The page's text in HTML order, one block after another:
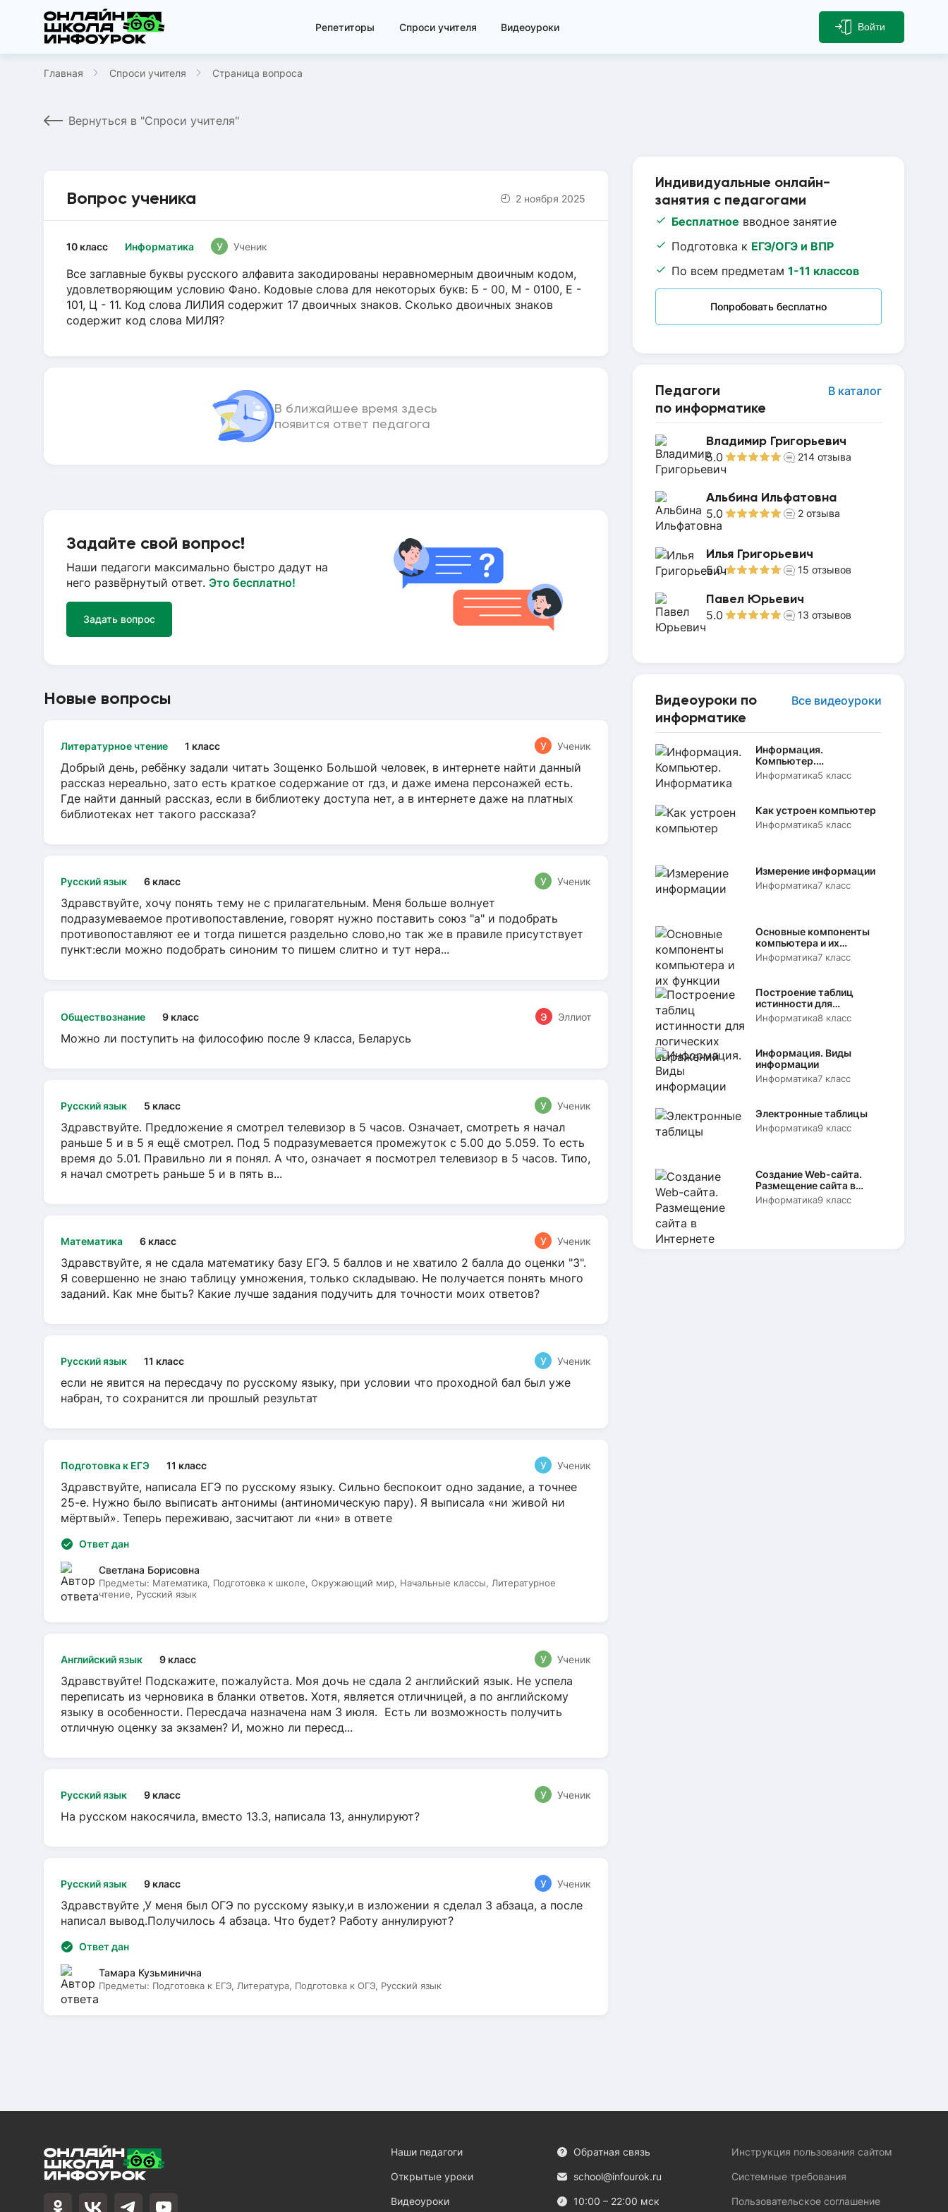
Репетиторы Спроси учителя Видеоуроки Войти
Главная Спроси учителя Страница вопроса
Вернуться в "Спроси учителя"
Индивидуальные онлайн-
занятия с педагогами
Бесплатное вводное занятие
Подготовка к ЕГЭ/ОГЭ и ВПР
По всем предметам 1-11 классов
Попробовать бесплатно
Педагоги
по информатике
В каталог
Владимир Григорьевич
5.0 214 отзыва
Альбина Ильфатовна
5.0 2 отзыва
Илья Григорьевич
5.0 15 отзывов
Павел Юрьевич
5.0 13 отзывов
Видеоуроки по
информатике
Все видеоуроки
Информация.
Компьютер.
Информатика
Информатика5 класс
Как устроен компьютер
Информатика5 класс
Измерение информации
Информатика7 класс
Основные компоненты
компьютера и их
функции
Информатика7 класс
Построение таблиц
истинности для
логических выражений
Информатика8 класс
Информация. Виды
информации
Информатика7 класс
Электронные таблицы
Информатика9 класс
Создание Web-сайта.
Размещение сайта в
Интернете
Информатика9 класс
Вопрос ученика 2 ноября 2025
Информатика
10 класс У Ученик
Все заглавные буквы русского алфавита закодированы неравномерным двоичным кодом,
удовлетворяющим условию Фано. Кодовые слова для некоторых букв: Б - 00, М - 0100, Е -
101, Ц - 11. Код слова ЛИЛИЯ содержит 17 двоичных знаков. Сколько двоичных знаков
содержит код слова МИЛЯ?
В ближайшее время здесь
появится ответ педагога
Задайте свой вопрос!
Наши педагоги максимально быстро дадут на
него развёрнутый ответ. Это бесплатно!
Задать вопрос
Новые вопросы
Литературное чтение 1 класс У Ученик
Добрый день, ребёнку задали читать Зощенко Большой человек, в интернете найти данный
рассказ нереально, зато есть краткое содержание от гдз, и даже имена персонажей есть.
Где найти данный рассказ, если в библиотеку доступа нет, а в интернете даже на платных
библиотеках нет такого рассказа?
Русский язык 6 класс У Ученик
Здравствуйте, хочу понять тему не с прилагательным. Меня больше волнует
подразумеваемое противопоставление, говорят нужно поставить союз "а" и подобрать
противопоставляют ее и тогда пишется раздельно слово,но так же в правиле присутствует
пункт:если можно подобрать синоним то пишем слитно и тут нера...
Обществознание 9 класс Э Эллиот
Можно ли поступить на философию после 9 класса, Беларусь
Русский язык 5 класс У Ученик
Здравствуйте. Предложение я смотрел телевизор в 5 часов. Означает, смотреть я начал
раньше 5 и в 5 я ещё смотрел. Под 5 подразумевается промежуток с 5.00 до 5.059. То есть
время до 5.01. Правильно ли я понял. А что, означает я посмотрел телевизор в 5 часов. Типо,
я начал смотреть раньше 5 и в пять в...
Математика 6 класс У Ученик
Здравствуйте, я не сдала математику базу ЕГЭ. 5 баллов и не хватило 2 балла до оценки "3".
Я совершенно не знаю таблицу умножения, только складываю. Не получается понять много
заданий. Как мне быть? Какие лучше задания подучить для точности моих ответов?
Русский язык 11 класс У Ученик
если не явится на пересдачу по русскому языку, при условии что проходной бал был уже
набран, то сохранится ли прошлый результат
Подготовка к ЕГЭ 11 класс У Ученик
Здравствуйте, написала ЕГЭ по русскому языку. Сильно беспокоит одно задание, а точнее
25-е. Нужно было выписать антонимы (антиномическую пару). Я выписала «ни живой ни
мёртвый». Теперь переживаю, засчитают ли «ни» в ответе
Ответ дан
Светлана Борисовна
Предметы: Математика, Подготовка к школе, Окружающий мир, Начальные классы, Литературное
чтение, Русский язык
Английский язык 9 класс У Ученик
Здравствуйте! Подскажите, пожалуйста. Моя дочь не сдала 2 английский язык. Не успела
переписать из черновика в бланки ответов. Хотя, является отличницей, а по английскому
языку в особенности. Пересдача назначена нам 3 июля. Есть ли возможность получить
отличную оценку за экзамен? И, можно ли пересд...
Русский язык 9 класс У Ученик
На русском накосячила, вместо 13.3, написала 13, аннулируют?
Русский язык 9 класс У Ученик
Здравствуйте ,У меня был ОГЭ по русскому языку,и в изложении я сделал 3 абзаца, а после
написал вывод.Получилось 4 абзаца. Что будет? Работу аннулируют?
Ответ дан
Тамара Кузьминична
Предметы: Подготовка к ЕГЭ, Литература, Подготовка к ОГЭ, Русский язык
Наши педагоги
Открытые уроки
Видеоуроки
Обратная связь
school@infourok.ru
10:00 – 22:00 мск
Инструкция пользования сайтом
Системные требования
Пользовательское соглашение